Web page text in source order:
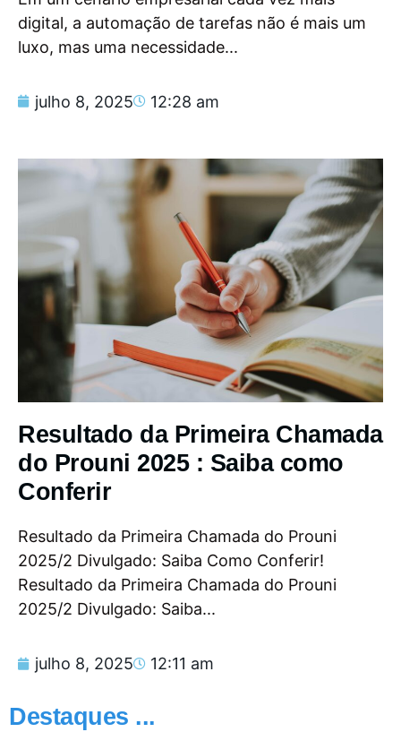
digital, a automação de tarefas não é mais um
luxo, mas uma necessidade...
julho 8, 2025 12:28 am
Resultado da Primeira Chamada
do Prouni 2025 : Saiba como
Conferir
Resultado da Primeira Chamada do Prouni
2025/2 Divulgado: Saiba Como Conferir!
Resultado da Primeira Chamada do Prouni
2025/2 Divulgado: Saiba...
julho 8, 2025 12:11 am
Destaques ...